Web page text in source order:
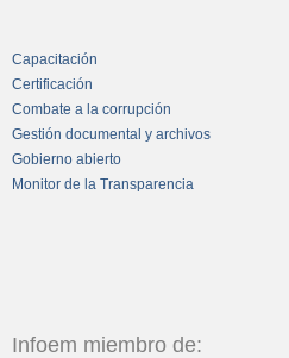
Capacitación
Certificación
Combate a la corrupción
Gestión documental y archivos
Gobierno abierto
Monitor de la Transparencia
Infoem miembro de: